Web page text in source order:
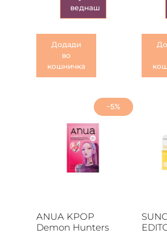
веднаш
Додади
во
кошничка
-5%
ANUA KPOP
Demon Hunters